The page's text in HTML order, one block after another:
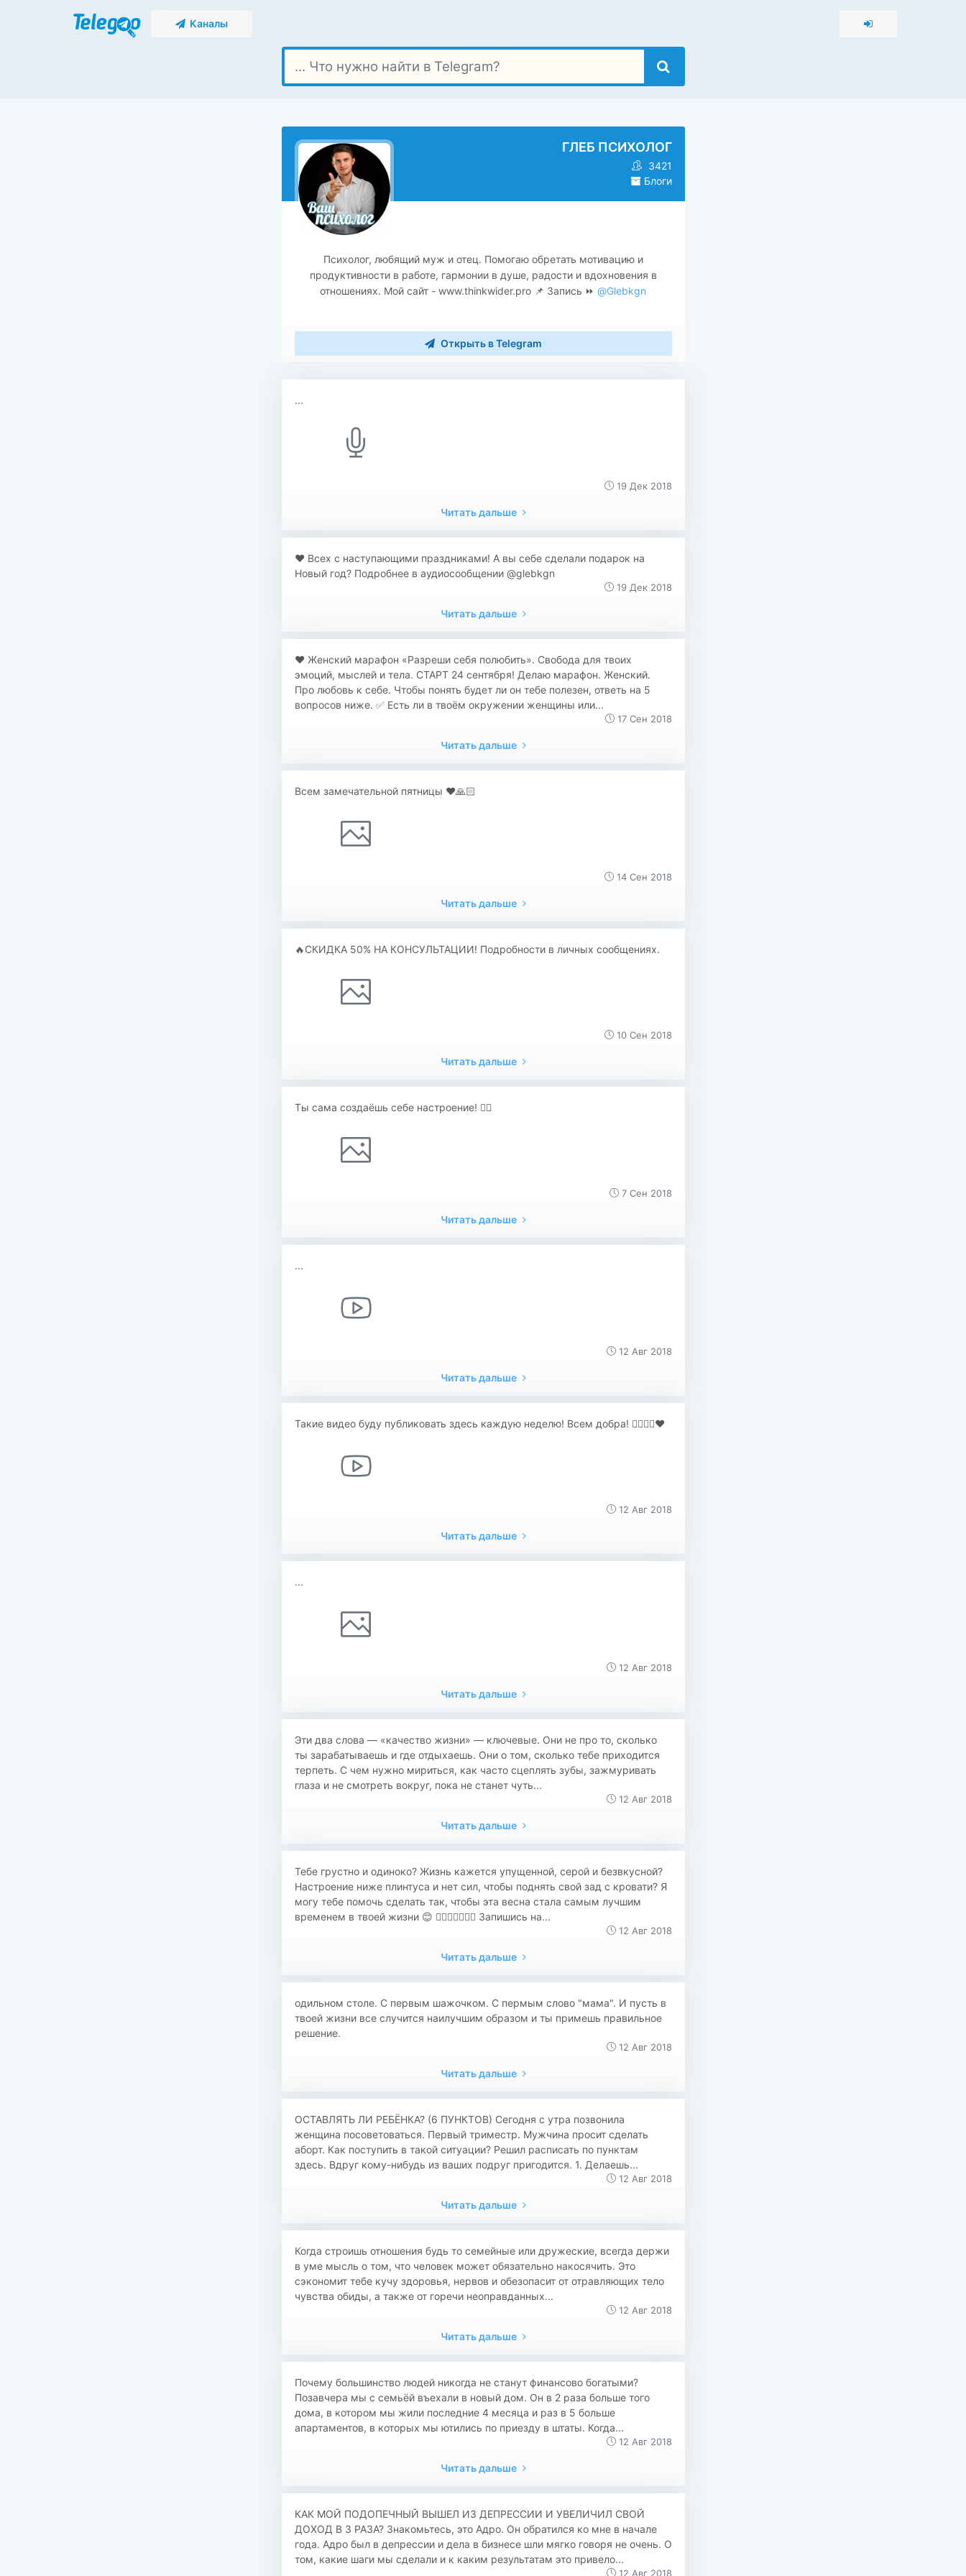
Каналы
ГЛЕБ ПСИХОЛОГ
3421
Блоги
Психолог, любящий муж и отец. Помогаю обретать мотивацию и
продуктивности в работе, гармонии в душе, радости и вдохновения в
отношениях. Мой сайт - www.thinkwider.pro 📌 Запись ⏩ @Glebkgn
Открыть в Telegram
...
19 Дек 2018
Читать дальше
❤️ Всех с наступающими праздниками! А вы себе сделали подарок на
Новый год? Подробнее в аудиосообщении @glebkgn
19 Дек 2018
Читать дальше
❤️ Женский марафон «Разреши себя полюбить». Свобода для твоих
эмоций, мыслей и тела. СТАРТ 24 сентября! Делаю марафон. Женский.
Про любовь к себе. Чтобы понять будет ли он тебе полезен, ответь на 5
вопросов ниже. ✅ Есть ли в твоём окружении женщины или...
17 Сен 2018
Читать дальше
Всем замечательной пятницы ❤️🙏🏻
14 Сен 2018
Читать дальше
🔥СКИДКА 50% НА КОНСУЛЬТАЦИИ! Подробности в личных сообщениях.
10 Сен 2018
Читать дальше
Ты сама создаёшь себе настроение! 👌🏻
7 Сен 2018
Читать дальше
...
12 Авг 2018
Читать дальше
Такие видео буду публиковать здесь каждую неделю! Всем добра! 👌🏻🙏🏻❤️
12 Авг 2018
Читать дальше
...
12 Авг 2018
Читать дальше
Эти два слова — «качество жизни» — ключевые. Они не про то, сколько
ты зарабатываешь и где отдыхаешь. Они о том, сколько тебе приходится
терпеть. С чем нужно мириться, как часто сцеплять зубы, зажмуривать
глаза и не смотреть вокруг, пока не станет чуть...
12 Авг 2018
Читать дальше
Тебе грустно и одиноко? Жизнь кажется упущенной, серой и безвкусной?
Настроение ниже плинтуса и нет сил, чтобы поднять свой зад с кровати? Я
могу тебе помочь сделать так, чтобы эта весна стала самым лучшим
временем в твоей жизни 😊 👌🏻🖐🏻🙏🏻🔥 Запишись на...
12 Авг 2018
Читать дальше
одильном столе. С первым шажочком. С пермым слово "мама". И пусть в
твоей жизни все случится наилучшим образом и ты примешь правильное
решение.
12 Авг 2018
Читать дальше
ОСТАВЛЯТЬ ЛИ РЕБЁНКА? (6 ПУНКТОВ) Сегодня с утра позвонила
женщина посоветоваться. Первый триместр. Мужчина просит сделать
аборт. Как поступить в такой ситуации? Решил расписать по пунктам
здесь. Вдруг кому-нибудь из ваших подруг пригодится. 1. Делаешь...
12 Авг 2018
Читать дальше
Когда строишь отношения будь то семейные или дружеские, всегда держи
в уме мысль о том, что человек может обязательно накосячить. Это
сэкономит тебе кучу здоровья, нервов и обезопасит от отравляющих тело
чувства обиды, а также от горечи неоправданных...
12 Авг 2018
Читать дальше
Почему большинство людей никогда не станут финансово богатыми?
Позавчера мы с семьёй въехали в новый дом. Он в 2 раза больше того
дома, в котором мы жили последние 4 месяца и раз в 5 больше
апартаментов, в которых мы ютились по приезду в штаты. Когда...
12 Авг 2018
Читать дальше
КАК МОЙ ПОДОПЕЧНЫЙ ВЫШЕЛ ИЗ ДЕПРЕССИИ И УВЕЛИЧИЛ СВОЙ
ДОХОД В 3 РАЗА? Знакомьтесь, это Адро. Он обратился ко мне в начале
года. Адро был в депрессии и дела в бизнесе шли мягко говоря не очень. О
том, какие шаги мы сделали и к каким результатам это привело...
12 Авг 2018